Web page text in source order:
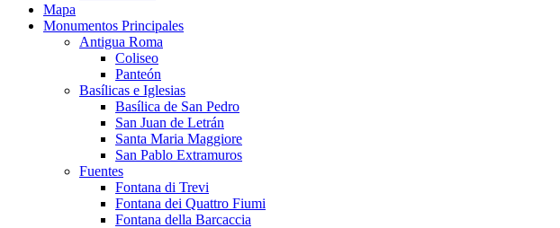
Mapa
Monumentos Principales
Antigua Roma
Coliseo
Panteón
Basílicas e Iglesias
Basílica de San Pedro
San Juan de Letrán
Santa Maria Maggiore
San Pablo Extramuros
Fuentes
Fontana di Trevi
Fontana dei Quattro Fiumi
Fontana della Barcaccia